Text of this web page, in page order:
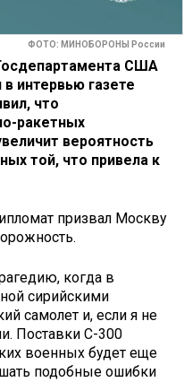
ФОТО: МИНОБОРОНЫ России
США
интервью газете
что
ракетных
вероятность
той, что привела к
призвал Москву
когда в
сирийскими
самолет и, если я не
Поставки С-300
военных будет еще
подобные ошибки